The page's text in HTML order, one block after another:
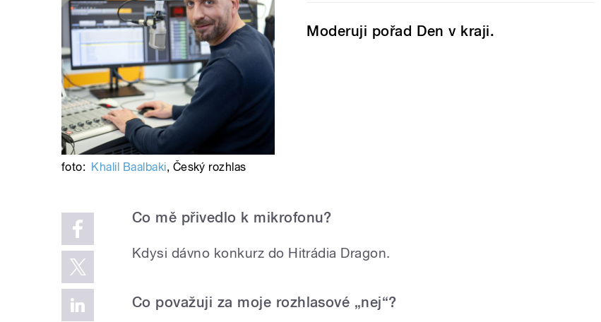
Moderuji pořad Den v kraji.
foto: Khalil Baalbaki, Český rozhlas
Co mě přivedlo k mikrofonu?
Kdysi dávno konkurz do Hitrádia Dragon.
Co považuji za moje rozhlasové „nej“?